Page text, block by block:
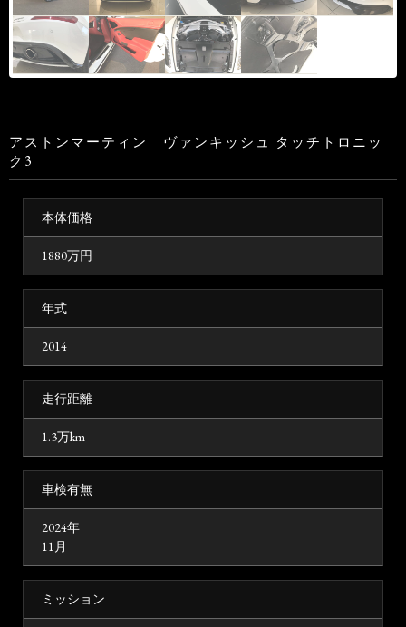
アストンマーティン ヴァンキッシュ タッチトロニッ
ク3
本体価格
1880万円
年式
2014
走行距離
1.3万km
車検有無
2024年
11月
ミッション